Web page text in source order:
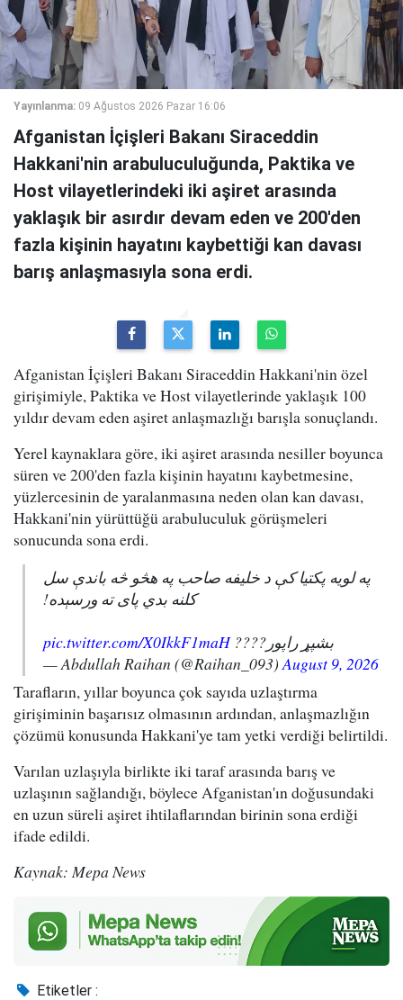
Yayınlanma: 09 Ağustos 2026 Pazar 16:06
Afganistan İçişleri Bakanı Siraceddin
Hakkani'nin arabuluculuğunda, Paktika ve
Host vilayetlerindeki iki aşiret arasında
yaklaşık bir asırdır devam eden ve 200'den
fazla kişinin hayatını kaybettiği kan davası
barış anlaşmasıyla sona erdi.
Afganistan İçişleri Bakanı Siraceddin Hakkani'nin özel
girişimiyle, Paktika ve Host vilayetlerinde yaklaşık 100
yıldır devam eden aşiret anlaşmazlığı barışla sonuçlandı.
Yerel kaynaklara göre, iki aşiret arasında nesiller boyunca
süren ve 200'den fazla kişinin hayatını kaybetmesine,
yüzlercesinin de yaralanmasına neden olan kan davası,
Hakkani'nin yürüttüğü arabuluculuk görüşmeleri
sonucunda sona erdi.
په لویه پکتیا کې د خلیفه صاحب په هڅو څه باندې سل
کلنه بدي پای ته ورسېده!
بشپړ راپور????pic.twitter.com/X0IkkF1maH
— Abdullah Raihan (@Raihan_093)August 9, 2026
Tarafların, yıllar boyunca çok sayıda uzlaştırma
girişiminin başarısız olmasının ardından, anlaşmazlığın
çözümü konusunda Hakkani'ye tam yetki verdiği belirtildi.
Varılan uzlaşıyla birlikte iki taraf arasında barış ve
uzlaşının sağlandığı, böylece Afganistan'ın doğusundaki
en uzun süreli aşiret ihtilaflarından birinin sona erdiği
ifade edildi.
Kaynak: Mepa News
Etiketler :